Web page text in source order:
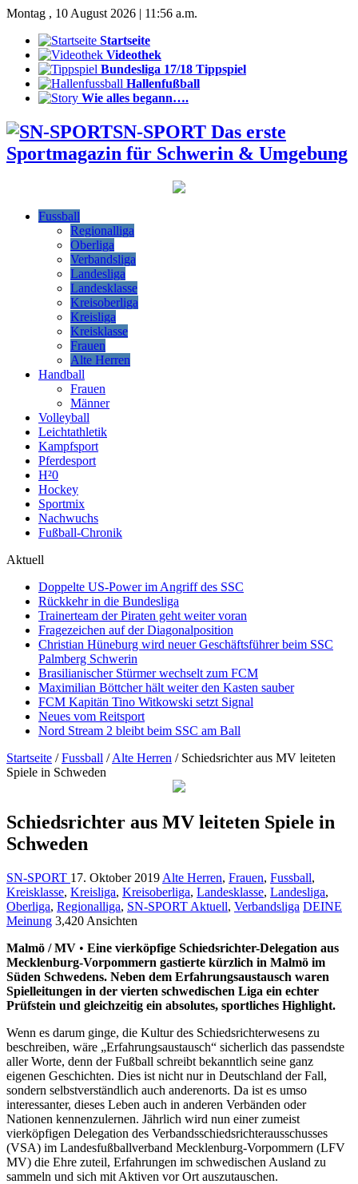
Montag , 10 August 2026 | 11:56 a.m.
Startseite
Videothek
Bundesliga 17/18 Tippspiel
Hallenfußball
Wie alles begann….
SN-SPORT Das erste
Sportmagazin für Schwerin & Umgebung
Fussball
Regionalliga
Oberliga
Verbandsliga
Landesliga
Landesklasse
Kreisoberliga
Kreisliga
Kreisklasse
Frauen
Alte Herren
Handball
Frauen
Männer
Volleyball
Leichtathletik
Kampfsport
Pferdesport
H²0
Hockey
Sportmix
Nachwuchs
Fußball-Chronik
Aktuell
Doppelte US-Power im Angriff des SSC
Rückkehr in die Bundesliga
Trainerteam der Piraten geht weiter voran
Fragezeichen auf der Diagonalposition
Christian Hüneburg wird neuer Geschäftsführer beim SSC
Palmberg Schwerin
Brasilianischer Stürmer wechselt zum FCM
Maximilian Böttcher hält weiter den Kasten sauber
FCM Kapitän Tino Witkowski setzt Signal
Neues vom Reitsport
Nord Stream 2 bleibt beim SSC am Ball
Startseite / Fussball / Alte Herren / Schiedsrichter aus MV leiteten
Spiele in Schweden
Schiedsrichter aus MV leiteten Spiele in
Schweden
SN-SPORT 17. Oktober 2019 Alte Herren, Frauen, Fussball,
Kreisklasse, Kreisliga, Kreisoberliga, Landesklasse, Landesliga,
Oberliga, Regionalliga, SN-SPORT Aktuell, Verbandsliga DEINE
Meinung 3,420 Ansichten
Malmö / MV • Eine vierköpfige Schiedsrichter-Delegation aus
Mecklenburg-Vorpommern gastierte kürzlich in Malmö im
Süden Schwedens. Neben dem Erfahrungsaustausch waren
Spielleitungen in der vierten schwedischen Liga ein echter
Prüfstein und gleichzeitig ein absolutes, sportliches Highlight.
Wenn es darum ginge, die Kultur des Schiedsrichterwesens zu
beschreiben, wäre „Erfahrungsaustausch“ sicherlich das passendste
aller Worte, denn der Fußball schreibt bekanntlich seine ganz
eigenen Geschichten. Dies ist nicht nur in Deutschland der Fall,
sondern selbstverständlich auch anderenorts. Da ist es umso
interessanter, dieses Leben auch in anderen Verbänden oder
Nationen kennenzulernen. Jährlich wird nun einer zumeist
vierköpfigen Delegation des Verbandsschiedsrichterausschusses
(VSA) im Landesfußballverband Mecklenburg-Vorpommern (LFV
MV) die Ehre zuteil, Erfahrungen im schwedischen Ausland zu
sammeln und sich mit Aktiven vor Ort auszutauschen.